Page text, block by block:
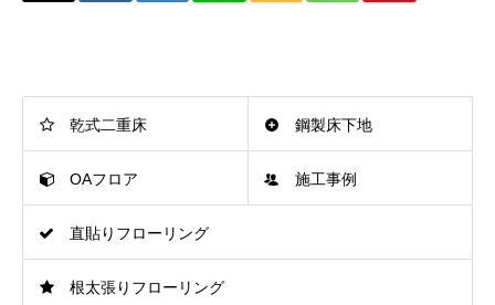
乾式二重床 鋼製床下地
OAフロア 施工事例
直貼りフローリング
根太張りフローリング